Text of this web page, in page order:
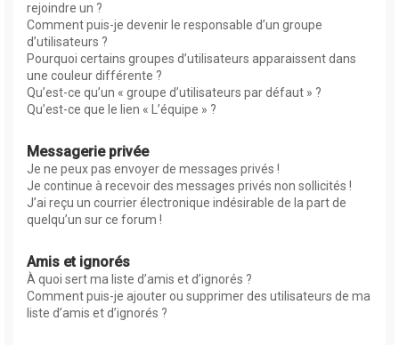
rejoindre un ?
Comment puis-je devenir le responsable d’un groupe
d’utilisateurs ?
Pourquoi certains groupes d’utilisateurs apparaissent dans
une couleur différente ?
Qu’est-ce qu’un « groupe d’utilisateurs par défaut » ?
Qu’est-ce que le lien « L’équipe » ?
Messagerie privée
Je ne peux pas envoyer de messages privés !
Je continue à recevoir des messages privés non sollicités !
J’ai reçu un courrier électronique indésirable de la part de
quelqu’un sur ce forum !
Amis et ignorés
À quoi sert ma liste d’amis et d’ignorés ?
Comment puis-je ajouter ou supprimer des utilisateurs de ma
liste d’amis et d’ignorés ?